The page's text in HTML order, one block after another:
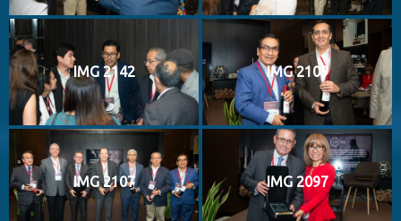
IMG 2142 IMG 2109
IMG 2107 IMG 2097